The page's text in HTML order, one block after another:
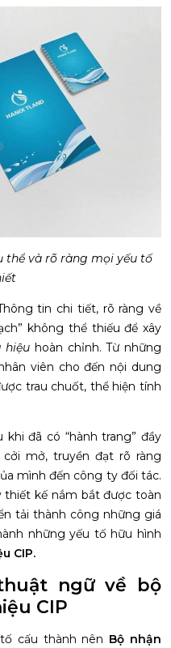
thể và rõ ràng mọi yếu tố
tin chi tiết, rõ ràng về
không thể thiếu để xây
hiệu hoàn chỉnh. Từ những
viên cho đến nội dung
trau chuốt, thể hiện tính
khi đã có “hành trang” đầy
mở, truyền đạt rõ ràng
mình đến công ty đối tác.
kế nắm bắt được toàn
tải thành công những giá
những yếu tố hữu hình
CIP.
ngữ về bộ
CIP
cấu thành nên Bộ nhận